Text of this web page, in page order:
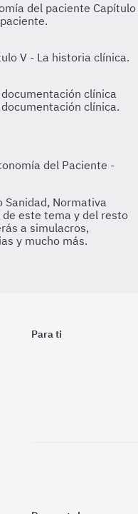
del paciente Capítulo
V - La historia clínica.
clínica
clínica.
Para ti